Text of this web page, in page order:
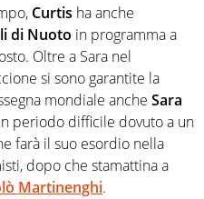
Curtis ha anche
di Nuoto in programma a
Oltre a Sara nel
si sono garantite la
mondiale anche Sara
periodo difficile dovuto a un
farà il suo esordio nella
dopo che stamattina a
Martinenghi.